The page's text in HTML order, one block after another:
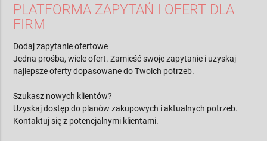
PLATFORMA ZAPYTAŃ I OFERT DLA
FIRM
Dodaj zapytanie ofertowe
Jedna prośba, wiele ofert. Zamieść swoje zapytanie i uzyskaj
najlepsze oferty dopasowane do Twoich potrzeb.
Szukasz nowych klientów?
Uzyskaj dostęp do planów zakupowych i aktualnych potrzeb.
Kontaktuj się z potencjalnymi klientami.